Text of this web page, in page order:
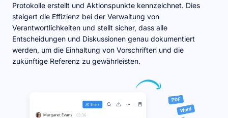
Protokolle erstellt und Aktionspunkte kennzeichnet. Dies
steigert die Effizienz bei der Verwaltung von
Verantwortlichkeiten und stellt sicher, dass alle
Entscheidungen und Diskussionen genau dokumentiert
werden, um die Einhaltung von Vorschriften und die
zukünftige Referenz zu gewährleisten.